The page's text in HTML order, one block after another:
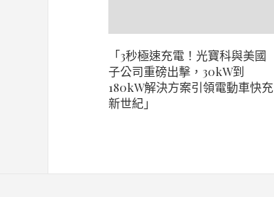
「3秒極速充電！光寶科與美國
子公司重磅出擊，30kW到
180kW解決方案引領電動車快充
新世紀」